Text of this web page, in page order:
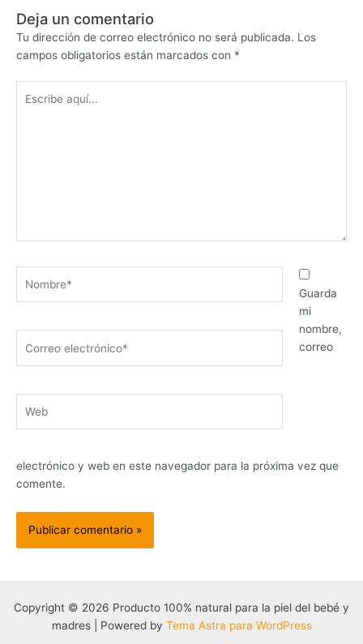
Deja un comentario
Tu dirección de correo electrónico no será publicada. Los
campos obligatorios están marcados con *
aquí...
electrónico*
Guarda
mi
nombre,
correo
electrónico y web en este navegador para la próxima vez que
comente.
Copyright © 2026 Producto 100% natural para la piel del bebé y
madres | Powered by Tema Astra para WordPress